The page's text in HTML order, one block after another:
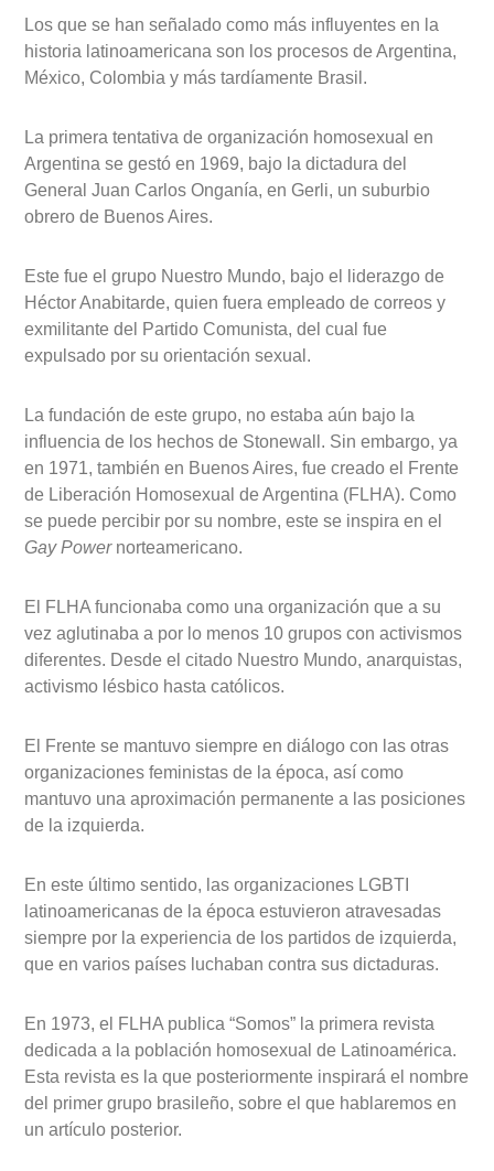
Los que se han señalado como más influyentes en la
historia latinoamericana son los procesos de Argentina,
México, Colombia y más tardíamente Brasil.
La primera tentativa de organización homosexual en
Argentina se gestó en 1969, bajo la dictadura del
General Juan Carlos Onganía, en Gerli, un suburbio
obrero de Buenos Aires.
Este fue el grupo Nuestro Mundo, bajo el liderazgo de
Héctor Anabitarde, quien fuera empleado de correos y
exmilitante del Partido Comunista, del cual fue
expulsado por su orientación sexual.
La fundación de este grupo, no estaba aún bajo la
influencia de los hechos de Stonewall. Sin embargo, ya
en 1971, también en Buenos Aires, fue creado el Frente
de Liberación Homosexual de Argentina (FLHA). Como
se puede percibir por su nombre, este se inspira en el
Gay Powernorteamericano.
El FLHA funcionaba como una organización que a su
vez aglutinaba a por lo menos 10 grupos con activismos
diferentes. Desde el citado Nuestro Mundo, anarquistas,
activismo lésbico hasta católicos.
El Frente se mantuvo siempre en diálogo con las otras
organizaciones feministas de la época, así como
mantuvo una aproximación permanente a las posiciones
de la izquierda.
En este último sentido, las organizaciones LGBTI
latinoamericanas de la época estuvieron atravesadas
siempre por la experiencia de los partidos de izquierda,
que en varios países luchaban contra sus dictaduras.
En 1973, el FLHA publica “Somos” la primera revista
dedicada a la población homosexual de Latinoamérica.
Esta revista es la que posteriormente inspirará el nombre
del primer grupo brasileño, sobre el que hablaremos en
un artículo posterior.